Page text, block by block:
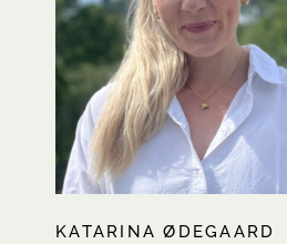
KATARINA ØDEGAARD